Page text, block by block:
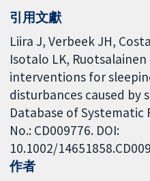
引用文獻
Liira J, Verbeek JH,
Isotalo LK,
interventions for
disturbances caused by
Database of Systematic
No.: CD009776. DOI:
10.1002/
作者